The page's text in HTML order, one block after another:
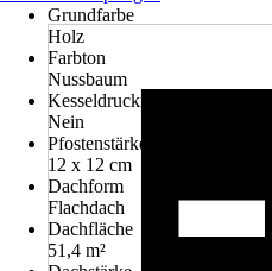
Grundfarbe
Holz
Farbton
Nussbaum
Kesseldruckimprägniert
Nein
Pfostenstärke
12 x 12 cm
Dachform
Flachdach
Dachfläche
51,4 m²